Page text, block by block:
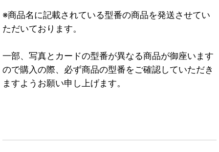
※商品名に記載されている型番の商品を発送させてい
ただいております。
一部、写真とカードの型番が異なる商品が御座います
ので購入の際、必ず商品の型番をご確認していただき
ますようお願い申し上げます。